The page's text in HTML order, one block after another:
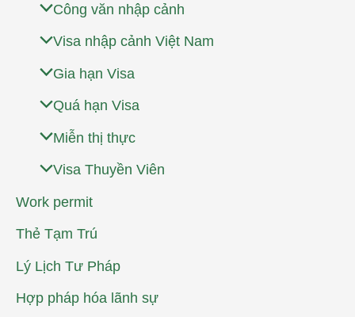
Công văn nhập cảnh
Visa nhập cảnh Việt Nam
Gia hạn Visa
Quá hạn Visa
Miễn thị thực
Visa Thuyền Viên
Work permit
Thẻ Tạm Trú
Lý Lịch Tư Pháp
Hợp pháp hóa lãnh sự